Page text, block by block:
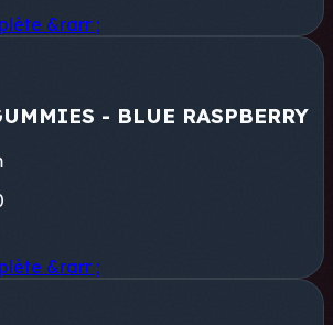
&rarr ;
- BLUE RASPBERRY
&rarr ;